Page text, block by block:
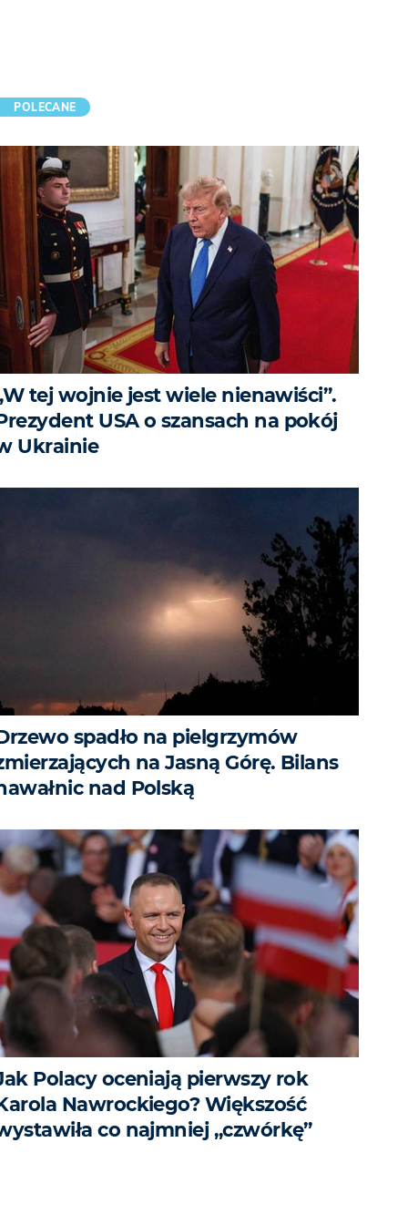
POLECANE
tej wojnie jest wiele nienawiści”.
USA o szansach na pokój
Ukrainie
spadło na pielgrzymów
na Jasną Górę. Bilans
nad Polską
Polacy oceniają pierwszy rok
Nawrockiego? Większość
co najmniej „czwórkę”